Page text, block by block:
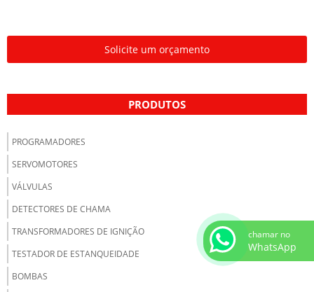
Solicite um orçamento
PRODUTOS
PROGRAMADORES
SERVOMOTORES
VÁLVULAS
DETECTORES DE CHAMA
TRANSFORMADORES DE IGNIÇÃO
TESTADOR DE ESTANQUEIDADE
BOMBAS
chamar no
WhatsApp